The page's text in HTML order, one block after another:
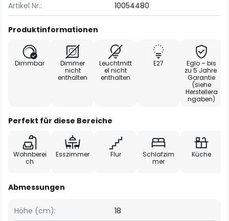
Artikel Nr.:
10054480
Produktinformationen
Dimmbar
Dimmer
nicht
enthalten
Leuchtmitt
el nicht
enthalten
E27
Eglo – bis
zu 5 Jahre
Garantie
(siehe
Herstellera
ngaben)
Perfekt für diese Bereiche
Wohnberei
ch
Esszimmer Flur
Schlafzim
mer
Küche
Abmessungen
Höhe (cm):
18